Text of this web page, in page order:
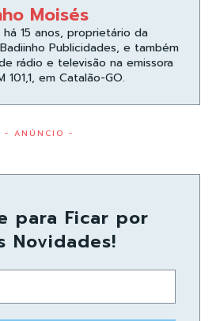
Moisés
15 anos, proprietário da
Publicidades, e também
rádio e televisão na emissora
101,1, em Catalão-GO.
- ANÚNCIO -
para Ficar por
Novidades!